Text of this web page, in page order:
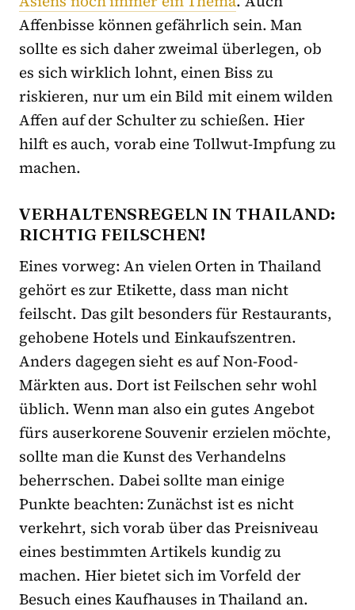
Affenbisse können gefährlich sein. Man
sollte es sich daher zweimal überlegen, ob
es sich wirklich lohnt, einen Biss zu
riskieren, nur um ein Bild mit einem wilden
Affen auf der Schulter zu schießen. Hier
hilft es auch, vorab eine Tollwut-Impfung zu
machen.
VERHALTENSREGELN IN THAILAND:
RICHTIG FEILSCHEN!
Eines vorweg: An vielen Orten in Thailand
gehört es zur Etikette, dass man nicht
feilscht. Das gilt besonders für Restaurants,
gehobene Hotels und Einkaufszentren.
Anders dagegen sieht es auf Non-Food-
Märkten aus. Dort ist Feilschen sehr wohl
üblich. Wenn man also ein gutes Angebot
fürs auserkorene Souvenir erzielen möchte,
sollte man die Kunst des Verhandelns
beherrschen. Dabei sollte man einige
Punkte beachten: Zunächst ist es nicht
verkehrt, sich vorab über das Preisniveau
eines bestimmten Artikels kundig zu
machen. Hier bietet sich im Vorfeld der
Besuch eines Kaufhauses in Thailand an.